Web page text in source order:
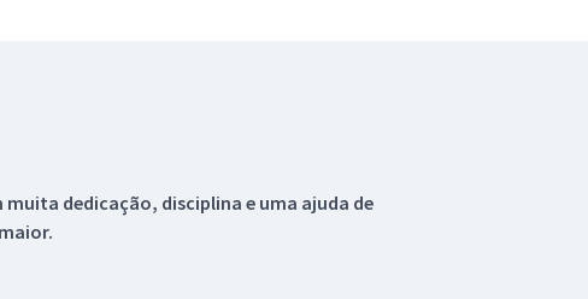
dedicação, disciplina e uma ajuda de